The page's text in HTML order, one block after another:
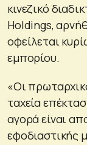
κινεζικό
Holdings,
οφείλεται
εμπορίου.
«Οι
ταχεία
αγορά είναι
εφοδιαστικής